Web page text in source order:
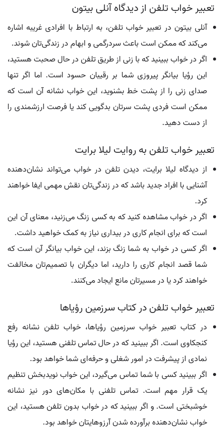
تعبیر خواب تلفن از دیدگاه آنلی بیتون
آنلی بیتون در تعبیر خواب تلفن، به ارتباط با افرادی غریبه اشاره
می‌کند که ممکن است باعث سردرگمی و ابهام در زندگی‌تان شوند.
اگر در خواب ببینید که با زنی از طریق تلفن در حال صحبت هستید،
این رؤیا بیانگر پیروزی شما بر رقیبان حسود است. اما اگر تنها
صدای زنی را از پشت خط بشنوید، این خواب نشانه آن است که
ممکن است فردی پشت سرتان بدگویی کند یا فرصت ارزشمندی را
از دست دهید.
تعبیر خواب تلفن به روایت لیلا برایت
از دیدگاه لیلا برایت، دیدن تلفن در خواب می‌تواند نشان‌دهنده
آشنایی با افراد جدید باشد که در زندگی‌تان نقش مهمی ایفا خواهند
کرد.
اگر در خواب مشاهده کنید که به کسی زنگ می‌زنید، معنای آن این
است که برای انجام کاری در بیداری نیاز به کمک خواهید داشت.
اگر کسی در خواب به شما زنگ بزند، این خواب بیانگر آن است که
شما قصد انجام کاری را دارید، اما دیگران با تصمیم‌تان مخالفت
خواهند کرد یا در مسیرتان مانع ایجاد می‌کنند.
تعبیر خواب تلفن در کتاب سرزمین رؤیاها
در کتاب تعبیر خواب سرزمین رؤیاها، خواب تلفن نشانه رفع
کنجکاوی است. اگر ببینید که در حال تماس تلفنی هستید، این رؤیا
نمادی از پیشرفت در امور شغلی و حرفه‌ای شما خواهد بود.
اگر ببینید کسی با شما تماس می‌گیرد، این خواب نویدبخش تنظیم
یک قرار مهم است. تماس تلفنی با مکان‌های دور نیز نشانه
خوشبختی است. و اگر ببینید که در خواب بدون تلفن هستید، این
خواب نشان‌دهنده برآورده شدن آرزوهایتان خواهد بود.